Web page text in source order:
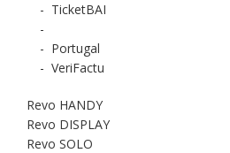
- TicketBAI
-
- Portugal
- VeriFactu
Revo HANDY
Revo DISPLAY
Revo SOLO